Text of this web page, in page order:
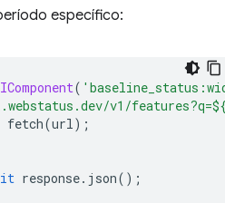
específico:
(
v1/features?q=
fetch(url);
response. json();